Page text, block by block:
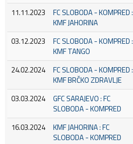
11.11.2023
FC SLOBODA - KOMPRED :
KMF JAHORINA
03.12.2023
FC SLOBODA - KOMPRED :
KMF TANGO
24.02.2024
FC SLOBODA - KOMPRED :
KMF BRČKO ZDRAVLJE
03.03.2024
GFC SARAJEVO : FC
SLOBODA - KOMPRED
16.03.2024
KMF JAHORINA : FC
SLOBODA - KOMPRED